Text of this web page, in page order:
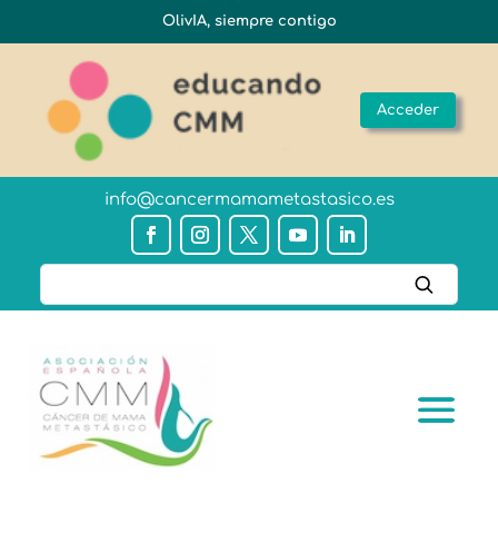
OlivIA, siempre contigo
Acceder
info@cancermamametastasico.es